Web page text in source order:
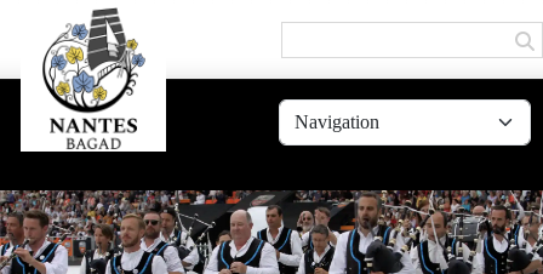
Panneau de gestion des cookies